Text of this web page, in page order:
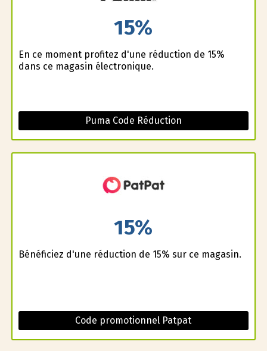
15%
En ce moment profitez d'une réduction de 15%
dans ce magasin électronique.
Puma Code Réduction
15%
Bénéficiez d'une réduction de 15% sur ce magasin.
Code promotionnel Patpat